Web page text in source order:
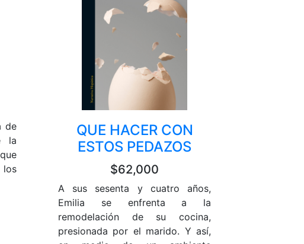
de
la
los
QUE HACER CON
ESTOS PEDAZOS
$62,000
A sus sesenta y cuatro años,
Emilia se enfrenta a la
remodelación de su cocina,
presionada por el marido. Y así,